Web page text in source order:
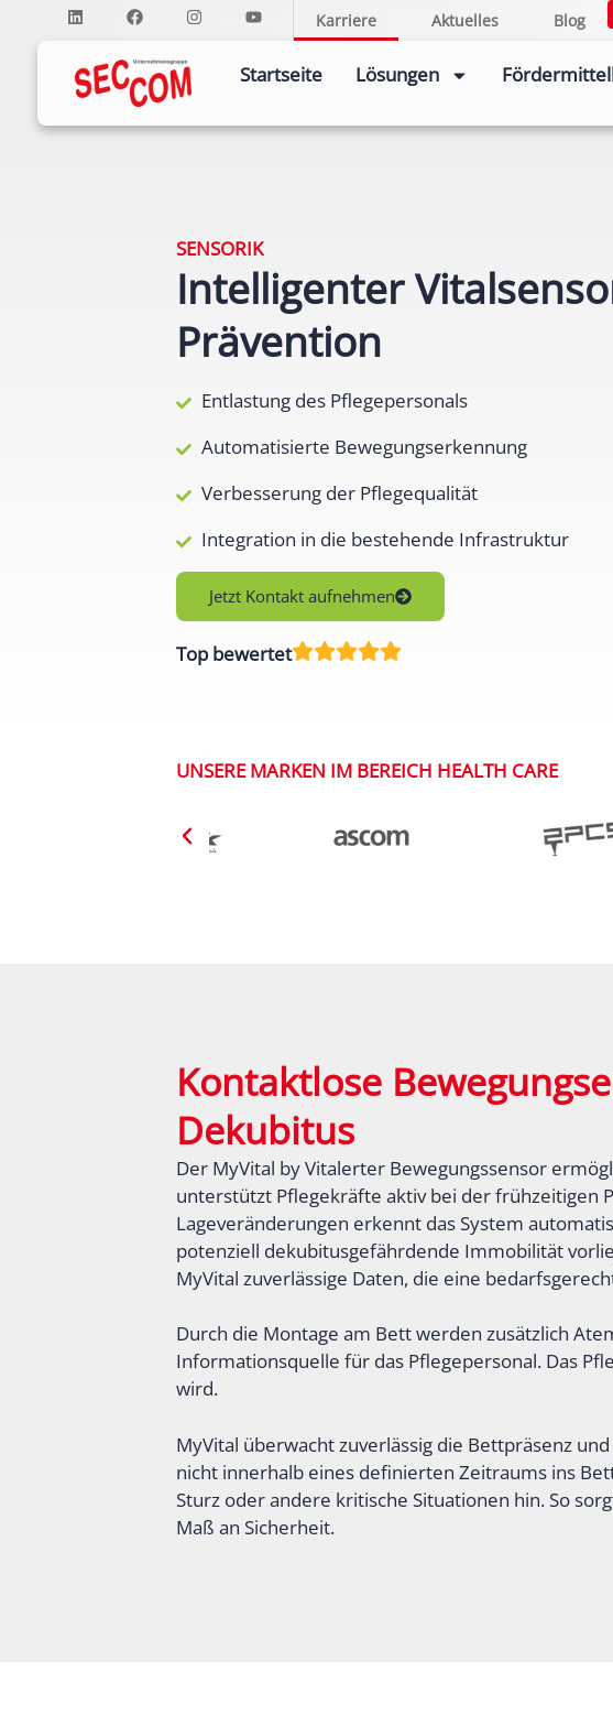
Karriere Aktuelles Blog
Startseite Lösungen
SENSORIK
Intelligenter
Prävention
Entlastung des Pflegepersonals
Automatisierte Bewegungserkennung
Verbesserung der Pflegequalität
Integration in die bestehende Infrastruktur
Jetzt Kontakt aufnehmen
Top bewertet
UNSERE MARKEN IM BEREICH HEALTH CARE
Kontaktlose
Dekubitus
Der MyVital by Vitalerter Bewegungssensor
unterstützt Pflegekräfte aktiv bei der frühzeitigen
Lageveränderungen erkennt das System
potenziell dekubitusgefährdende Immobilität
MyVital zuverlässige Daten, die eine
Durch die Montage am Bett werden zusätzlich
Informationsquelle für das Pflegepersonal. Das
wird.
MyVital überwacht zuverlässig die Bettpräsenz
nicht innerhalb eines definierten Zeitraums ins
Sturz oder andere kritische Situationen hin. So
Maß an Sicherheit.